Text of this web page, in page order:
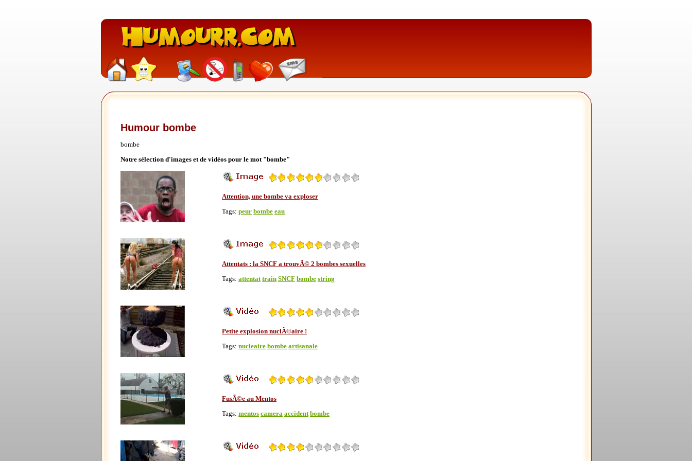
Humour bombe
bombe
Notre sélection d'images et de vidéos pour le mot "bombe"
Attention, une bombe va exploser
Tags: peur bombe eau
Attentats : la SNCF a trouvÃ© 2 bombes sexuelles
Tags: attentat train SNCF bombe string
Petite explosion nuclÃ©aire !
Tags: nucleaire bombe artisanale
FusÃ©e au Mentos
Tags: mentos camera accident bombe